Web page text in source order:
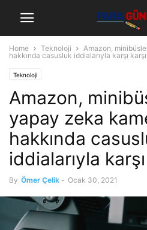
Home Teknoloji
Amazon,
hakkında casusluk iddialarıyla karşı
Teknoloji
Amazon,
yapay zeka
hakkında
iddialarıyla
By Ömer Çelik - Ocak 30, 2021